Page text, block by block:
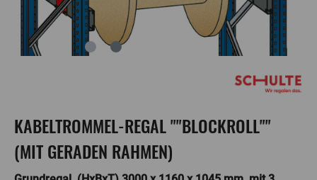
KABELTROMMEL-REGAL ""BLOCKROLL""
(MIT GERADEN RAHMEN)